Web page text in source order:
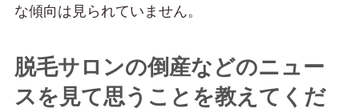
な傾向は見られていません。
脱毛サロンの倒産などのニュー
スを見て思うことを教えてくだ